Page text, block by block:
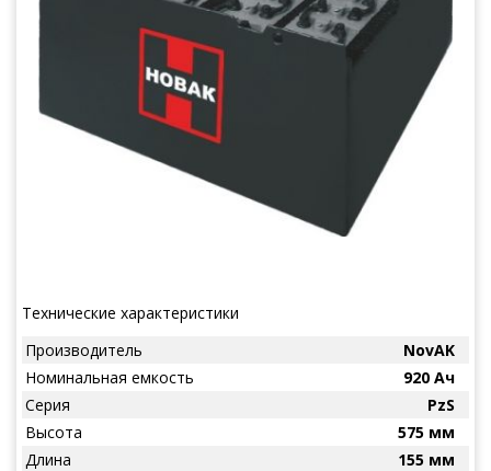
Технические характеристики
Производитель
NovAK
Номинальная емкость
920 Ач
Серия
PzS
Высота
575 мм
Длина
155 мм